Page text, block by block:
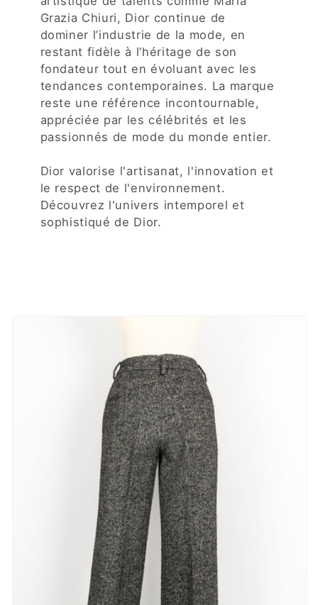
Grazia Chiuri, Dior continue de
dominer l’industrie de la mode, en
restant fidèle à l’héritage de son
fondateur tout en évoluant avec les
tendances contemporaines. La marque
reste une référence incontournable,
appréciée par les célébrités et les
passionnés de mode du monde entier.
Dior valorise l'artisanat, l'innovation et
le respect de l'environnement.
Découvrez l'univers intemporel et
sophistiqué de Dior.